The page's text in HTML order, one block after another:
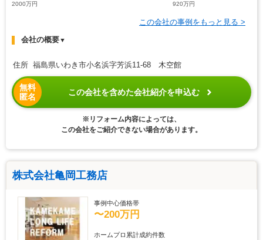
2000万円
920万円
この会社の事例をもっと見る >
会社の概要▼
住所 福島県いわき市小名浜字芳浜11-68 木空館
無料
匿名
この会社を含めた会社紹介を申込む
※リフォーム内容によっては、
この会社をご紹介できない場合があります。
株式会社亀岡工務店
事例中心価格帯
〜200万円
ホームプロ累計成約件数